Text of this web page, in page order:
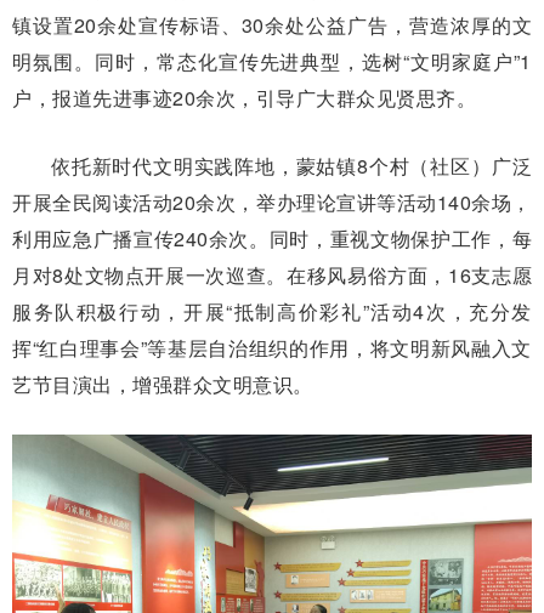
镇设置20余处宣传标语、30余处公益广告，营造浓厚的文
明氛围。同时，常态化宣传先进典型，选树“文明家庭户”1
户，报道先进事迹20余次，引导广大群众见贤思齐。
依托新时代文明实践阵地，蒙姑镇8个村（社区）广泛
开展全民阅读活动20余次，举办理论宣讲等活动140余场，
利用应急广播宣传240余次。同时，重视文物保护工作，每
月对8处文物点开展一次巡查。在移风易俗方面，16支志愿
服务队积极行动，开展“抵制高价彩礼”活动4次，充分发
挥“红白理事会”等基层自治组织的作用，将文明新风融入文
艺节目演出，增强群众文明意识。